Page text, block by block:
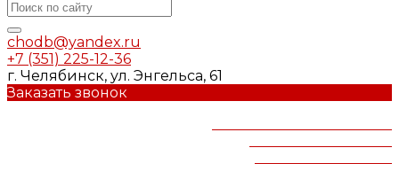
chodb@yandex.ru
+7 (351) 225-12-36
г. Челябинск, ул. Энгельса, 61
Заказать звонок